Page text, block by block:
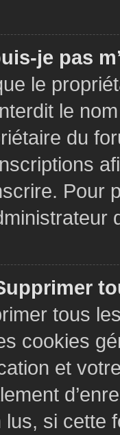
je pas
le
le
du
Pour
tous
cookies
et
si cette